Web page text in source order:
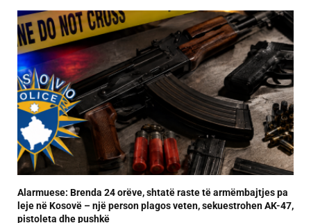
Alarmuese: Brenda 24 orëve, shtatë raste të armëmbajtjes pa
leje në Kosovë – një person plagos veten, sekuestrohen AK-47,
pistoleta dhe pushkë